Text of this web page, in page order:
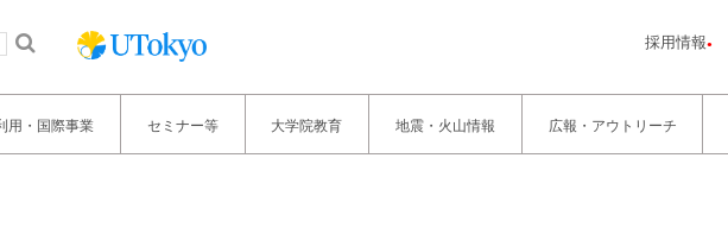
採用情報
用・国際事業 セミナー等 大学院教育 地震・火山情報 広報・アウトリーチ